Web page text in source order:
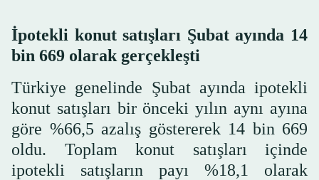
İpotekli konut satışları Şubat ayında 14
bin 669 olarak gerçekleşti
Türkiye genelinde Şubat ayında ipotekli
konut satışları bir önceki yılın aynı ayına
göre %66,5 azalış göstererek 14 bin 669
oldu. Toplam konut satışları içinde
ipotekli satışların payı %18,1 olarak